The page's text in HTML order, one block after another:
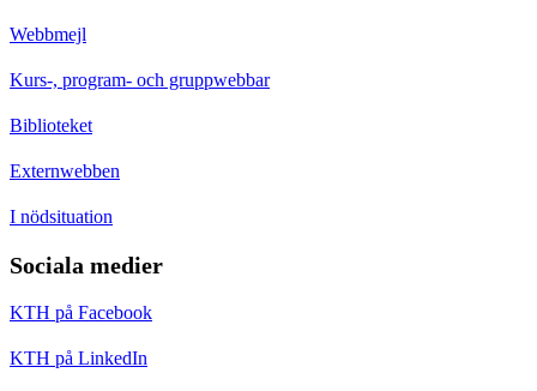
Webbmejl
Kurs-, program- och gruppwebbar
Biblioteket
Externwebben
I nödsituation
Sociala medier
KTH på Facebook
KTH på LinkedIn